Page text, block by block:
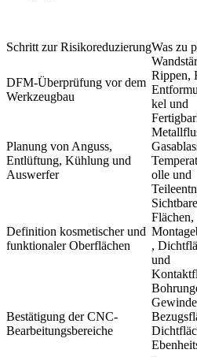
Schritt zur RisikoreduzierungWas zu
DFM-Überprüfung vor dem
Werkzeugbau
Rippen,
kel und
Planung von Anguss,
Entlüftung, Kühlung und
Auswerfer
olle und
Definition kosmetischer und
funktionaler Oberflächen
Sichtbare
Flächen,
,
und
Bestätigung der CNC-
Bearbeitungsbereiche